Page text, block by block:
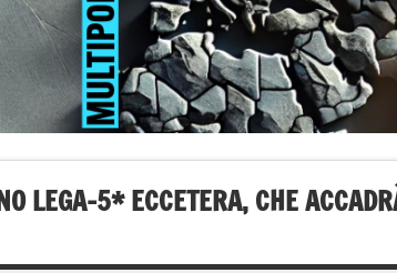
LEGA-5* ECCETERA, CHE